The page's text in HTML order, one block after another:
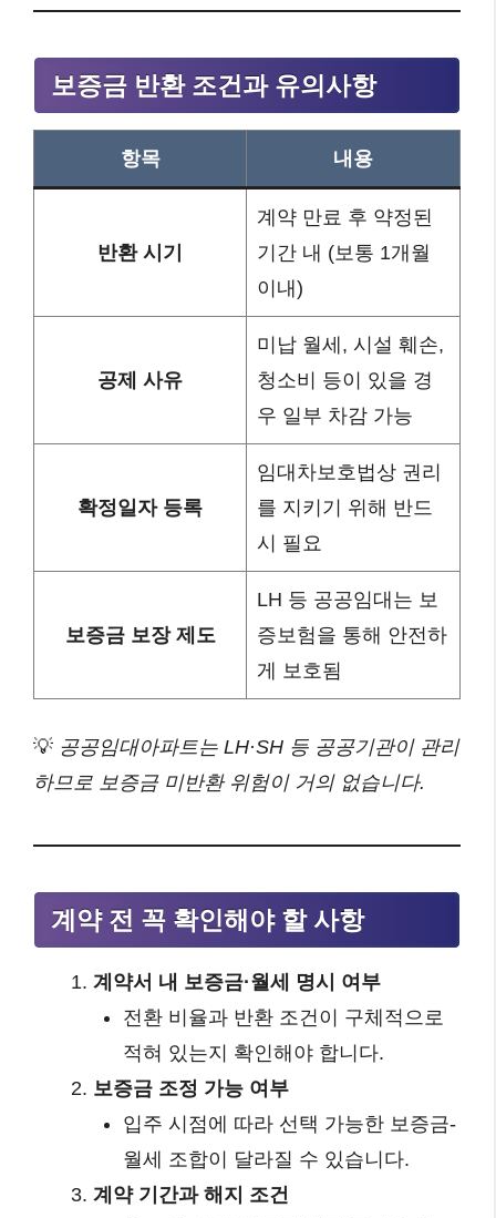
보증금 반환 조건과 유의사항
항목 내용
반환 시기
계약 만료 후 약정된
기간 내 (보통 1개월
이내)
공제 사유
미납 월세, 시설 훼손,
청소비 등이 있을 경
우 일부 차감 가능
확정일자 등록
임대차보호법상 권리
를 지키기 위해 반드
시 필요
보증금 보장 제도
LH 등 공공임대는 보
증보험을 통해 안전하
게 보호됨
💡 공공임대아파트는 LH·SH 등 공공기관이 관리
하므로 보증금 미반환 위험이 거의 없습니다.
계약 전 꼭 확인해야 할 사항
계약서 내 보증금·월세 명시 여부
전환 비율과 반환 조건이 구체적으로
적혀 있는지 확인해야 합니다.
보증금 조정 가능 여부
입주 시점에 따라 선택 가능한 보증금-
월세 조합이 달라질 수 있습니다.
계약 기간과 해지 조건